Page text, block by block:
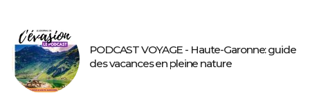
PODCAST VOYAGE - Haute-Garonne: guide
des vacances en pleine nature